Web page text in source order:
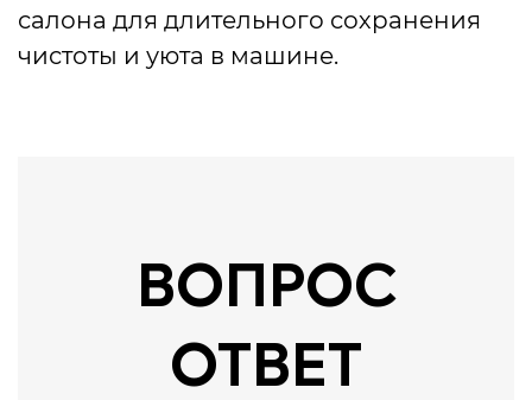
салона для длительного сохранения
чистоты и уюта в машине.
ВОПРОС
ОТВЕТ